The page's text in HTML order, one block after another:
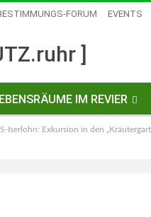
FORUM EVENTS
]
IM REVIER
Iserlohn: Exkursion in den